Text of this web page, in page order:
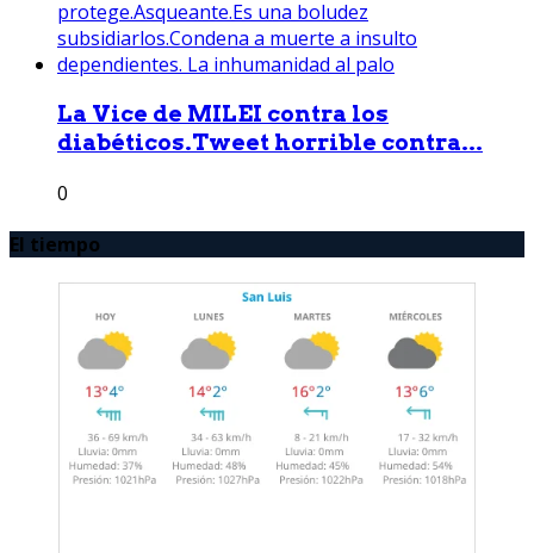
La Vice de MILEI contra los
diabéticos.Tweet horrible contra...
0
El tiempo